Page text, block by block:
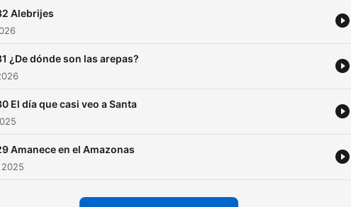
Alebrijes
¿De dónde son las arepas?
El día que casi veo a Santa
Amanece en el Amazonas